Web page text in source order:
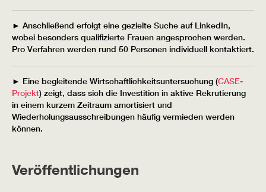
► Anschließend erfolgt eine gezielte Suche auf LinkedIn,
wobei besonders qualifizierte Frauen angesprochen werden.
Pro Verfahren werden rund 50 Personen individuell kontaktiert.
► Eine begleitende Wirtschaftlichkeitsuntersuchung (CASE-
Projekt) zeigt, dass sich die Investition in aktive Rekrutierung
in einem kurzem Zeitraum amortisiert und
Wiederholungsausschreibungen häufig vermieden werden
können.
Veröffentlichungen